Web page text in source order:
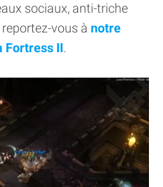
sociaux, anti-triche
vous à notre
Fortress II.